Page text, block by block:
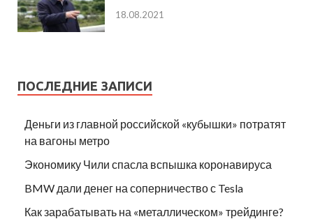
18.08.2021
ПОСЛЕДНИЕ ЗАПИСИ
Деньги из главной российской «кубышки» потратят
на вагоны метро
Экономику Чили спасла вспышка коронавируса
BMW дали денег на соперничество с Tesla
Как зарабатывать на «металлическом» трейдинге?